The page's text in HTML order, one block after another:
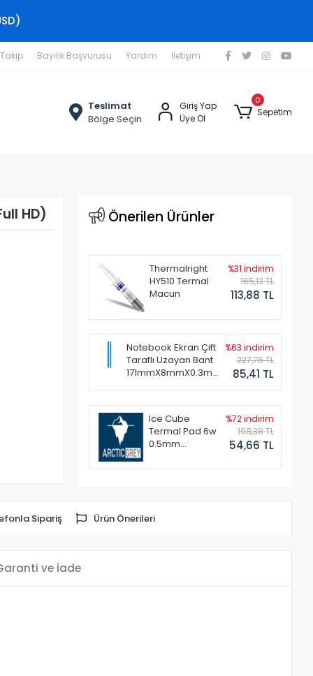
Bayilik Başvurusu Yardım İletişim
Teslimat
Bölge Seçin
Giriş Yap
Üye Ol
0
Sepetim
HD) Önerilen Ürünler
Thermalright
HY510 Termal
Macun
%31 indirim
165,13 TL
113,88 TL
Notebook Ekran Çift
Taraflı Uzayan Bant
171mmX8mmX0.3mm
%63 indirim
227,76 TL
85,41 TL
Ice Cube
Termal Pad 6w
0.5mm
%72 indirim
198,38 TL
54,66 TL
Sipariş Ürün Önerileri
ve İade